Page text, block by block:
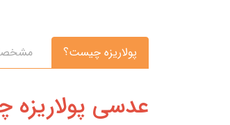
پولاریزه چیست؟
عدسی